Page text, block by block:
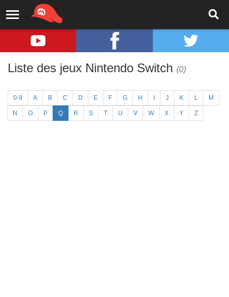
Liste des jeux Nintendo Switch (0)
0-9 A B C D E F G H J K L M
N O P Q R S T U V W X Y Z